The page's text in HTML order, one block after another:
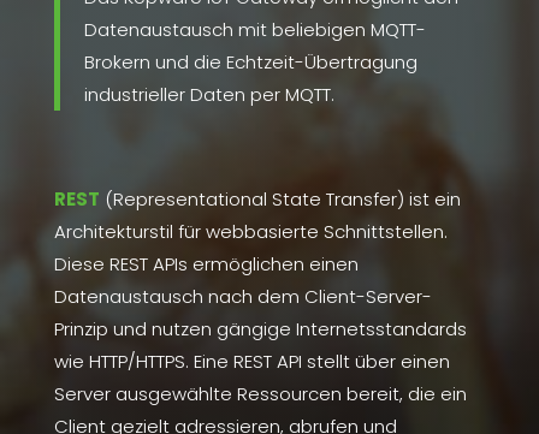
Datenaustausch mit beliebigen MQTT-
Brokern und die Echtzeit-Übertragung
industrieller Daten per MQTT.
REST (Representational State Transfer) ist ein
Architekturstil für webbasierte Schnittstellen.
Diese REST APIs ermöglichen einen
Datenaustausch nach dem Client-Server-
Prinzip und nutzen gängige Internetsstandards
wie HTTP/HTTPS. Eine REST API stellt über einen
Server ausgewählte Ressourcen bereit, die ein
Client gezielt adressieren, abrufen und